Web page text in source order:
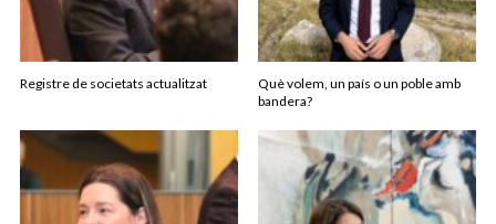
Registre de societats actualitzat
Què volem, un país o un poble amb
bandera?